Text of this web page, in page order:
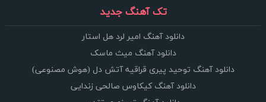
تک آهنگ جدید
دانلود آهنگ امیر لرد هل استار
دانلود آهنگ میث ماسک
دانلود آهنگ توحید پیری قراقیه آتش دل (هوش مصنوعی)
دانلود آهنگ کیکاوس صالحی زندایی